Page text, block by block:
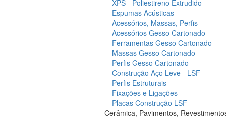
XPS - Poliestireno Extrudido
Espumas Acústicas
Acessórios, Massas, Perfis
Acessórios Gesso Cartonado
Ferramentas Gesso Cartonado
Massas Gesso Cartonado
Perfis Gesso Cartonado
Construção Aço Leve - LSF
Perfis Estruturais
Fixações e Ligações
Placas Construção LSF
Cerâmica, Pavimentos,